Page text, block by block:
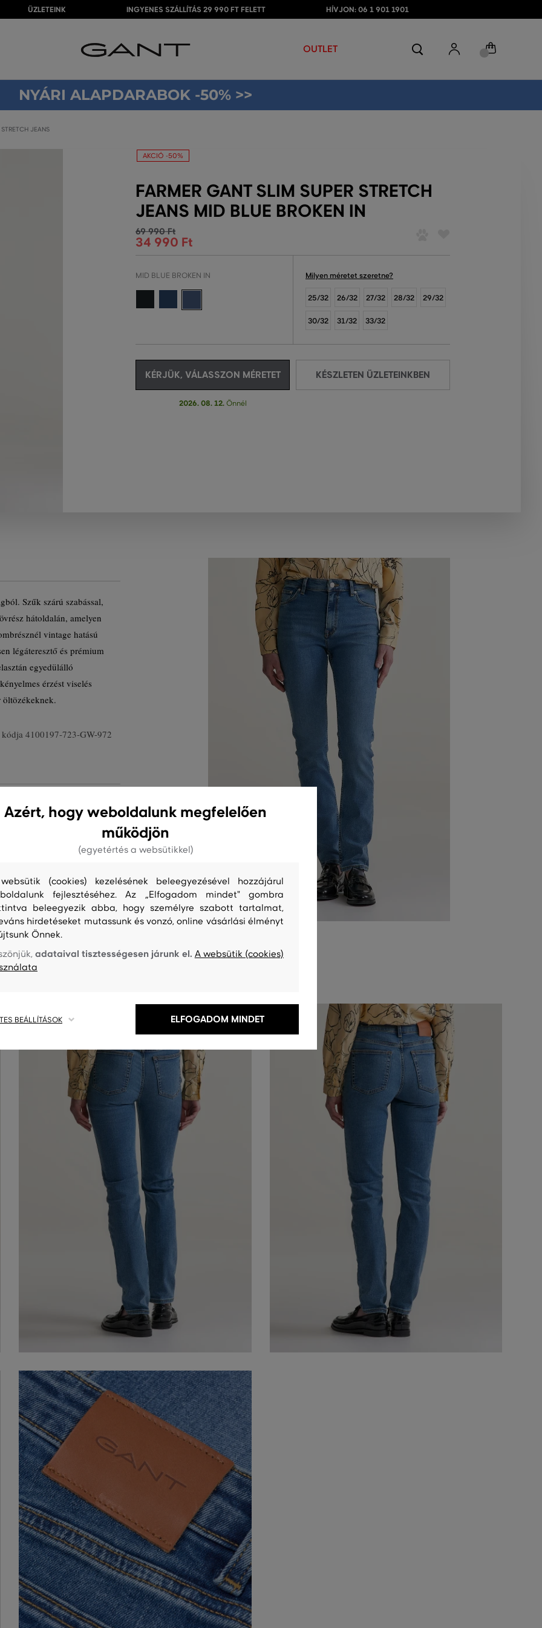
ÜZLETEINK INGYENES SZÁLLÍTÁS 29 990 FT FELETT HÍVJON: 06 1 901 1901
OUTLET
NYÁRI ALAPDARABOK -50% >>
JEANS
AKCIÓ -50%
FARMER GANT SLIM SUPER STRETCH
JEANS MID BLUE BROKEN IN
69 990 Ft
34 990 Ft
MID BLUE BROKEN IN Milyen méretet szeretne?
25/32 26/32 27/32 28/32 29/32
30/32 31/32 33/32
KÉRJÜK, VÁLASSZON MÉRETET
2026. 08. 12.Önnél
KÉSZLETEN ÜZLETEINKBEN
Szűk szárú szabással,
hátoldalán, amelyen
vintage hatású
légáteresztő és prémium
egyedülálló
érzést viselés
öltözékeknek.
kódja 4100197-723-GW-972
TISZTÍTÁS
Azért, hogy weboldalunk megfelelően
működjön
(egyetértés a websütikkel)
(cookies) kezelésének beleegyezésével hozzájárul
fejlesztéséhez. Az „Elfogadom mindet" gombra
beleegyezik abba, hogy személyre szabott tartalmat,
hirdetéseket mutassunk és vonzó, online vásárlási élményt
Önnek.
adataival tisztességesen járunk el. A websütik (cookies)
BEÁLLÍTÁSOK ELFOGADOM MINDET